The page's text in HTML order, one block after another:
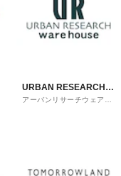
URBAN RESEARCH
ware house
アーバンリサーチウェアハ